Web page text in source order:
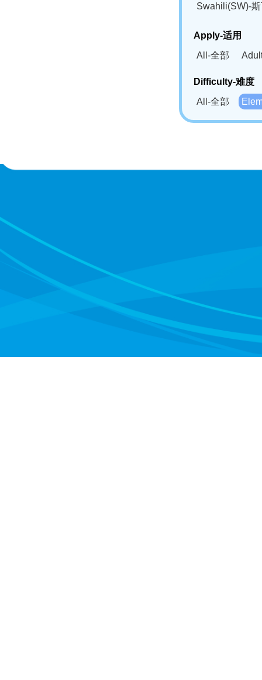
Swahili(SW)-
Apply-适用
All-全部
Difficulty-难度
All-全部